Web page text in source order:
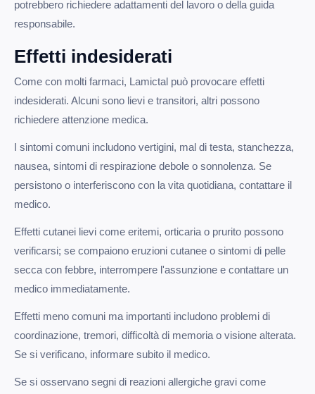
potrebbero richiedere adattamenti del lavoro o della guida
responsabile.
Effetti indesiderati
Come con molti farmaci, Lamictal può provocare effetti
indesiderati. Alcuni sono lievi e transitori, altri possono
richiedere attenzione medica.
I sintomi comuni includono vertigini, mal di testa, stanchezza,
nausea, sintomi di respirazione debole o sonnolenza. Se
persistono o interferiscono con la vita quotidiana, contattare il
medico.
Effetti cutanei lievi come eritemi, orticaria o prurito possono
verificarsi; se compaiono eruzioni cutanee o sintomi di pelle
secca con febbre, interrompere l'assunzione e contattare un
medico immediatamente.
Effetti meno comuni ma importanti includono problemi di
coordinazione, tremori, difficoltà di memoria o visione alterata.
Se si verificano, informare subito il medico.
Se si osservano segni di reazioni allergiche gravi come